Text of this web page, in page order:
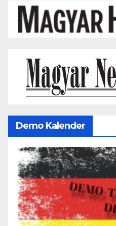
Demo Kalender